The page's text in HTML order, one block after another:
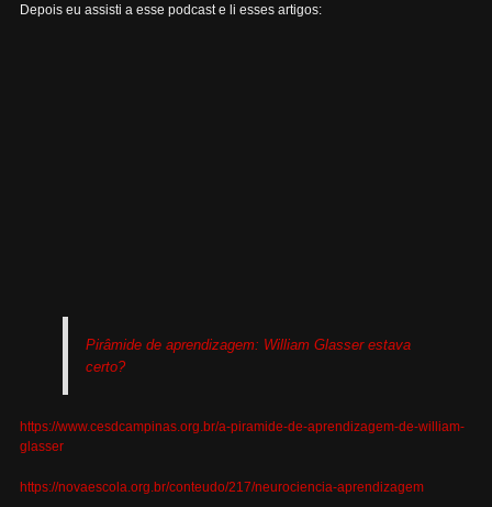
Depois eu assisti a esse podcast e li esses artigos:
Pirâmide de aprendizagem: William Glasser estava
certo?
https://www.cesdcampinas.org.br/a-piramide-de-aprendizagem-de-william-
glasser
https://novaescola.org.br/conteudo/217/neurociencia-aprendizagem